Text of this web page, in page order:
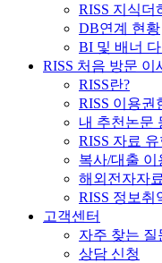
RISS 지식더
DB연계 현황
BI 및 배너
RISS 처음 방문 이
RISS란?
RISS 이용권
내 추천논문
RISS 자료
복사/대출 이
해외전자자
RISS 정보취
고객센터
자주 찾는 질
상담 신청